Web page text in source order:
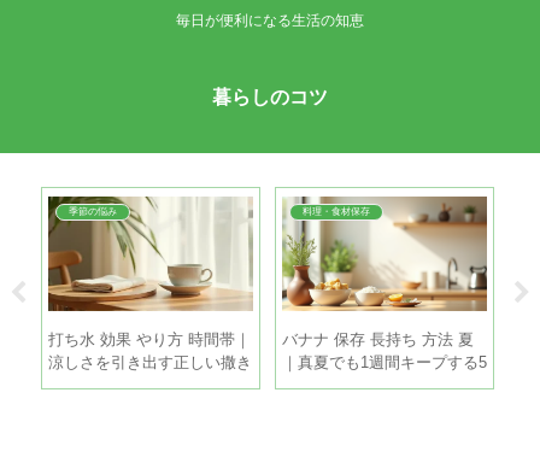
毎日が便利になる生活の知恵
暮らしのコツ
季節の悩み
打ち水 効果 やり方 時間帯｜
涼しさを引き出す正しい撒き
方と注意点
料理・食材保存
バナナ 保存 長持ち 方法 夏
｜真夏でも1週間キープする5
つのコツ